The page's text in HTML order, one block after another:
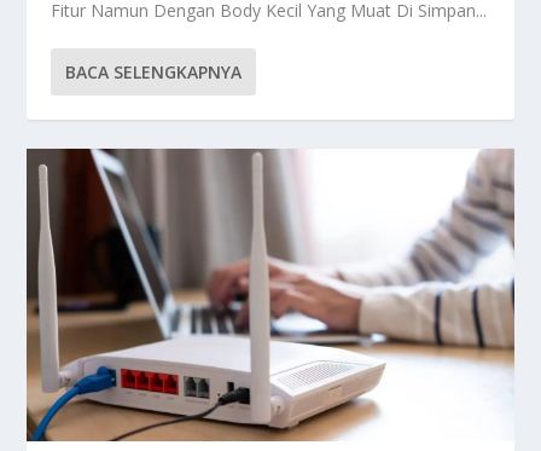
Fitur Namun Dengan Body Kecil Yang Muat Di Simpan...
BACA SELENGKAPNYA